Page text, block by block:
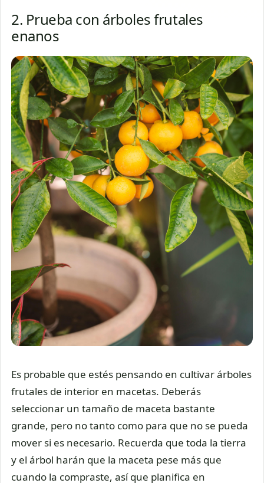
2. Prueba con árboles frutales
enanos
Es probable que estés pensando en cultivar árboles
frutales de interior en macetas. Deberás
seleccionar un tamaño de maceta bastante
grande, pero no tanto como para que no se pueda
mover si es necesario. Recuerda que toda la tierra
y el árbol harán que la maceta pese más que
cuando la compraste, así que planifica en